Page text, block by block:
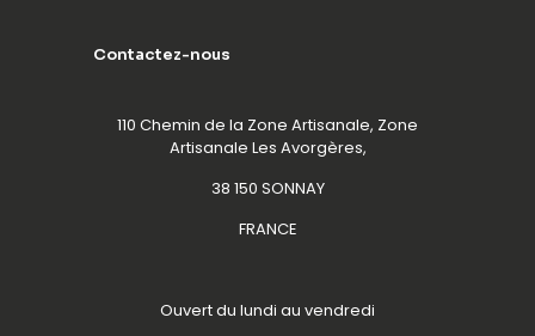
Contactez-nous
110 Chemin de la Zone Artisanale, Zone
Artisanale Les Avorgères,
38 150 SONNAY
FRANCE
Ouvert du lundi au vendredi